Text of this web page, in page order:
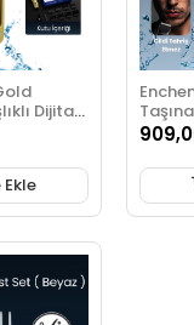
Dijital